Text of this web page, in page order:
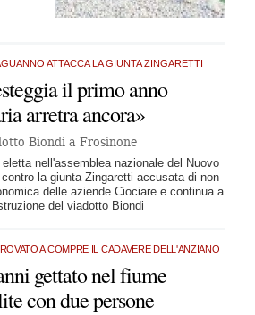
ATTACCA LA GIUNTA ZINGARETTI
il primo anno
arretra ancora»
Biondi a Frosinone
eletta nell'assemblea nazionale del Nuovo
la giunta Zingaretti accusata di non
delle aziende Ciociare e continua a
del viadotto Biondi
A COMPRE IL CADAVERE DELL'ANZIANO
gettato nel fiume
con due persone